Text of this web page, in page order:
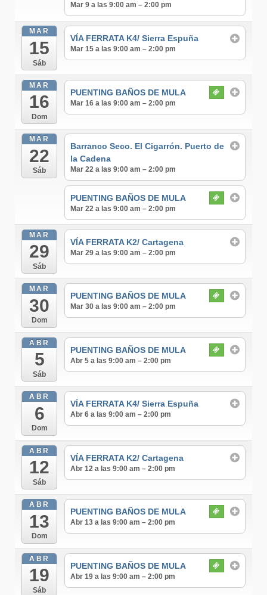
Mar 9 a las 9:00 am – 2:00 pm
MAR
15
Sáb
VÍA FERRATA K4/ Sierra Espuña
Mar 15 a las 9:00 am – 2:00 pm
MAR
16
Dom
PUENTING BAÑOS DE MULA
Mar 16 a las 9:00 am – 2:00 pm
MAR
22
Sáb
Barranco Seco. El Cigarrón. Puerto de
la Cadena
Mar 22 a las 9:00 am – 2:00 pm
PUENTING BAÑOS DE MULA
Mar 22 a las 9:00 am – 2:00 pm
MAR
29
Sáb
VÍA FERRATA K2/ Cartagena
Mar 29 a las 9:00 am – 2:00 pm
MAR
30
Dom
PUENTING BAÑOS DE MULA
Mar 30 a las 9:00 am – 2:00 pm
ABR
5
Sáb
PUENTING BAÑOS DE MULA
Abr 5 a las 9:00 am – 2:00 pm
ABR
6
Dom
VÍA FERRATA K4/ Sierra Espuña
Abr 6 a las 9:00 am – 2:00 pm
ABR
12
Sáb
VÍA FERRATA K2/ Cartagena
Abr 12 a las 9:00 am – 2:00 pm
ABR
13
Dom
PUENTING BAÑOS DE MULA
Abr 13 a las 9:00 am – 2:00 pm
ABR
19
Sáb
PUENTING BAÑOS DE MULA
Abr 19 a las 9:00 am – 2:00 pm